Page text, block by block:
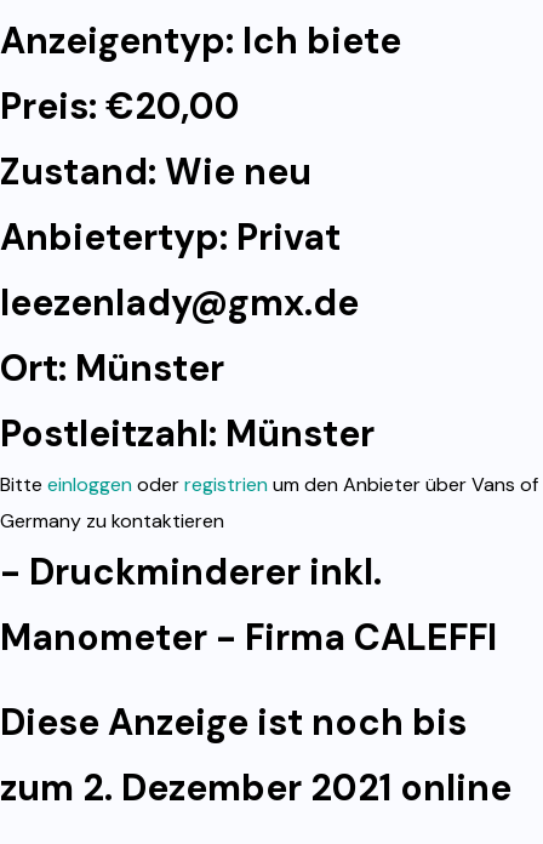
Anzeigentyp: Ich biete
Preis: €20,00
Zustand: Wie neu
Anbietertyp: Privat
leezenlady@gmx.de
Ort: Münster
Postleitzahl: Münster
Bitte einloggenoderregistrienum den Anbieter über Vans of
Germany zu kontaktieren
- Druckminderer inkl.
Manometer - Firma CALEFFI
Diese Anzeige ist noch bis
zum 2. Dezember 2021 online